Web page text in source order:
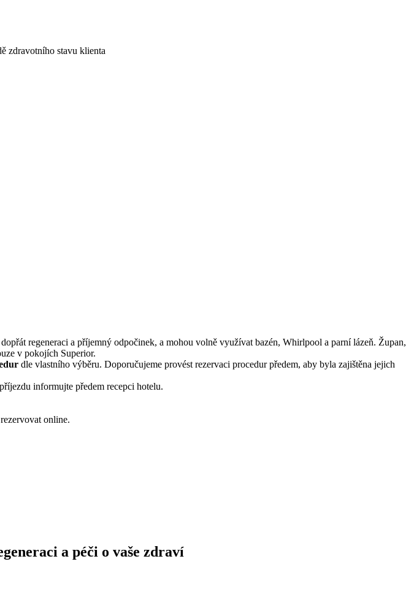
zdravotního stavu klienta
regeneraci a příjemný odpočinek, a mohou volně využívat bazén, Whirlpool a parní lázeň. Župan,
v pokojích Superior.
dle vlastního výběru. Doporučujeme provést rezervaci procedur předem, aby byla zajištěna jejich
informujte předem recepci hotelu.
online.
a péči o vaše zdraví